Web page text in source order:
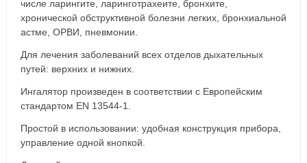
числе ларингите, ларинготрахеите, бронхите,
хронической обструктивной болезни легких, бронхиальной
астме, ОРВИ, пневмонии.
Для лечения заболеваний всех отделов дыхательных
путей: верхних и нижних.
Ингалятор произведен в соответствии с Европейским
стандартом EN 13544-1.
Простой в использовании: удобная конструкция прибора,
управление одной кнопкой.